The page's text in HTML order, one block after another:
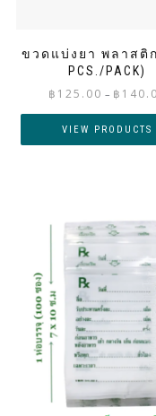
ขวดแบ่งยา พลาสติก
PCS./PACK)
฿ 125.00 – ฿
VIEW PRODUCTS